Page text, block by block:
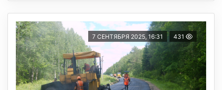
7 СЕНТЯБРЯ 2025, 16:31 431